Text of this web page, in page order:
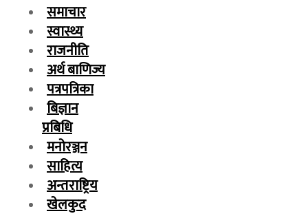
समाचार
स्वास्थ्य
राजनीति
अर्थ बाणिज्य
पत्रपत्रिका
बिज्ञान
प्रबिधि
मनोरञ्जन
साहित्य
अन्तराष्ट्रिय
खेलकुद